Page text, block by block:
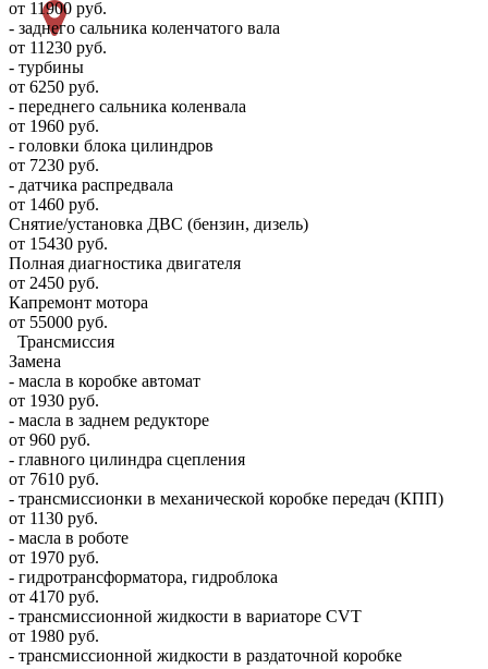
от 11900 руб.
- заднего сальника коленчатого вала
от 11230 руб.
- турбины
от 6250 руб.
- переднего сальника коленвала
от 1960 руб.
- головки блока цилиндров
от 7230 руб.
- датчика распредвала
от 1460 руб.
Снятие/установка ДВС (бензин, дизель)
от 15430 руб.
Полная диагностика двигателя
от 2450 руб.
Капремонт мотора
от 55000 руб.
Трансмиссия
Замена
- масла в коробке автомат
от 1930 руб.
- масла в заднем редукторе
от 960 руб.
- главного цилиндра сцепления
от 7610 руб.
- трансмиссионки в механической коробке передач (КПП)
от 1130 руб.
- масла в роботе
от 1970 руб.
- гидротрансформатора, гидроблока
от 4170 руб.
- трансмиссионной жидкости в вариаторе CVT
от 1980 руб.
- трансмиссионной жидкости в раздаточной коробке